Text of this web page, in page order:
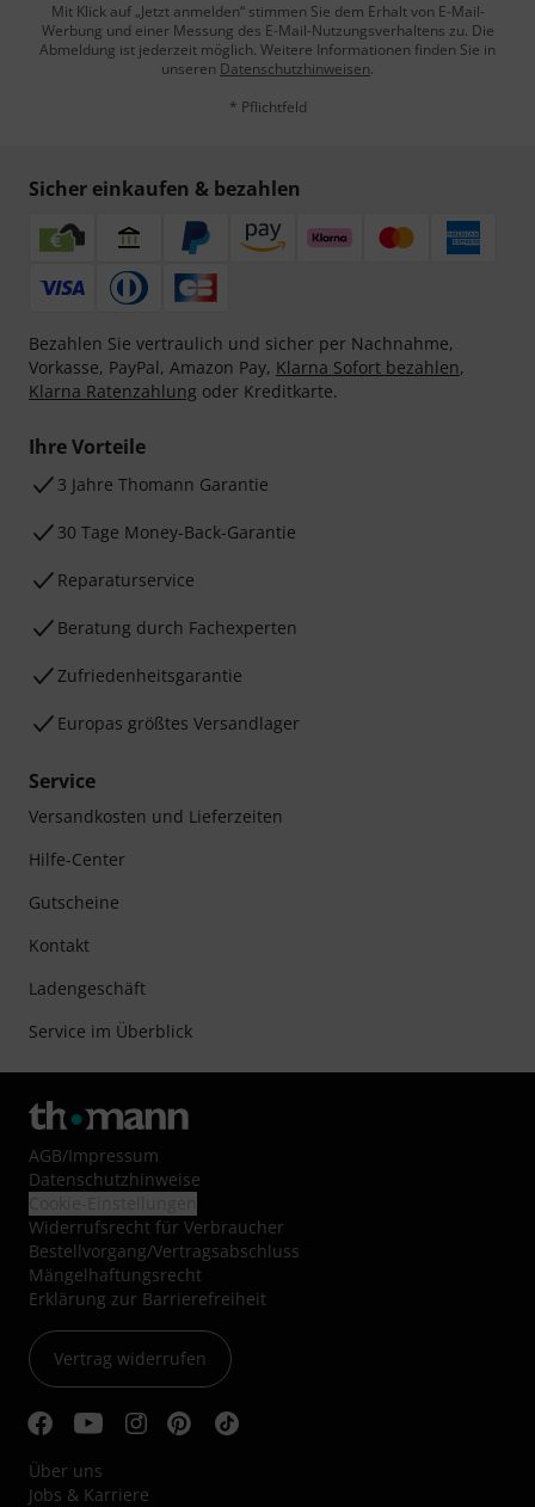
Mit Klick auf „Jetzt anmelden“ stimmen Sie dem Erhalt von E-Mail-
Werbung und einer Messung des E-Mail-Nutzungsverhaltens zu. Die
Abmeldung ist jederzeit möglich. Weitere Informationen finden Sie in
unseren Datenschutzhinweisen.
* Pflichtfeld
Sicher einkaufen & bezahlen
Bezahlen Sie vertraulich und sicher per Nachnahme,
Vorkasse, PayPal, Amazon Pay, Klarna Sofort bezahlen,
Klarna Ratenzahlung oder Kreditkarte.
Ihre Vorteile
3 Jahre Thomann Garantie
30 Tage Money-Back-Garantie
Reparaturservice
Beratung durch Fachexperten
Zufriedenheitsgarantie
Europas größtes Versandlager
Service
Versandkosten und Lieferzeiten
Hilfe-Center
Gutscheine
Kontakt
Ladengeschäft
Service im Überblick
AGB/Impressum
Datenschutzhinweise
Widerrufsrecht für Verbraucher
Bestellvorgang/Vertragsabschluss
Mängelhaftungsrecht
Erklärung zur Barrierefreiheit
Vertrag widerrufen
Über uns
Jobs & Karriere